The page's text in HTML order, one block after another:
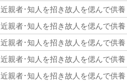
近親者･知人を招き故人を偲んで供養
近親者･知人を招き故人を偲んで供養
近親者･知人を招き故人を偲んで供養
近親者･知人を招き故人を偲んで供養
近親者･知人を招き故人を偲んで供養